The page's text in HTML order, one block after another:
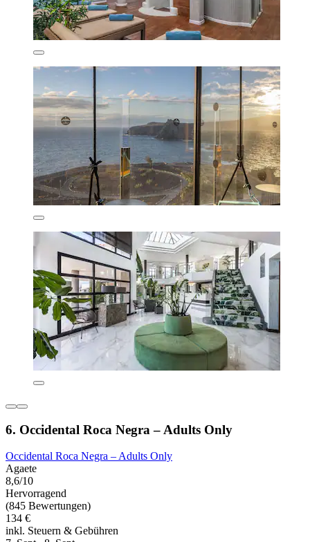
6. Occidental Roca Negra – Adults Only
Occidental Roca Negra – Adults Only
Agaete
8,6/10
Hervorragend
(845 Bewertungen)
134 €
inkl. Steuern & Gebühren